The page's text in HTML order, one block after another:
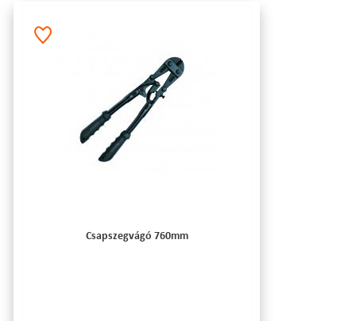
Csapszegvágó 760mm